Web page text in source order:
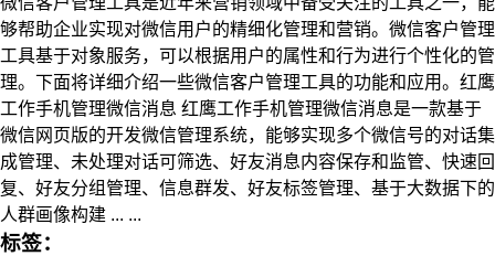
够帮助企业实现对微信用户的精细化管理和营销。微信客户管理
工具基于对象服务，可以根据用户的属性和行为进行个性化的管
理。下面将详细介绍一些微信客户管理工具的功能和应用。红鹰
工作手机管理微信消息 红鹰工作手机管理微信消息是一款基于
微信网页版的开发微信管理系统，能够实现多个微信号的对话集
成管理、未处理对话可筛选、好友消息内容保存和监管、快速回
复、好友分组管理、信息群发、好友标签管理、基于大数据下的
人群画像构建 ... ...
标签：